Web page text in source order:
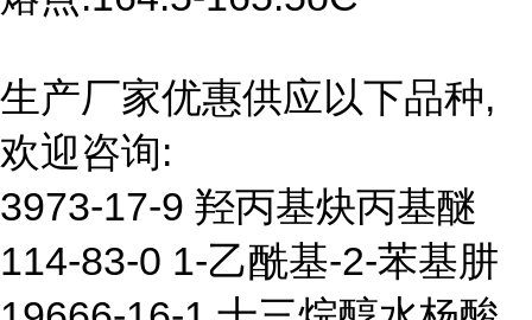
生产厂家优惠供应以下品种,
欢迎咨询:
3973-17-9 羟丙基炔丙基醚
114-83-0 1-乙酰基-2-苯基肼